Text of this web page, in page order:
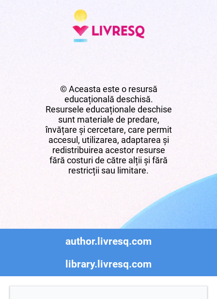
© Aceasta este o resursă
educațională deschisă.
Resursele educaționale deschise
sunt materiale de predare,
învățare și cercetare, care permit
accesul, utilizarea, adaptarea și
redistribuirea acestor resurse
fără costuri de către alții și fără
restricții sau limitare.
author.livresq.com
library.livresq.com